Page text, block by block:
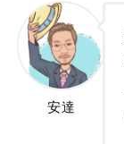
安達